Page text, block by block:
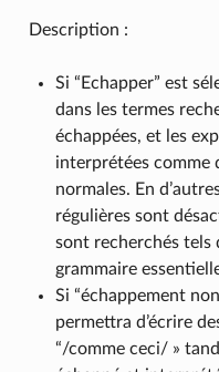
Description :
Si “Echapper” est
dans les termes
échappées, et les
interprétées comme
normales. En
régulières sont
sont recherchés tels
grammaire
Si “échappement
permettra d’écrire
“/comme ceci/ »